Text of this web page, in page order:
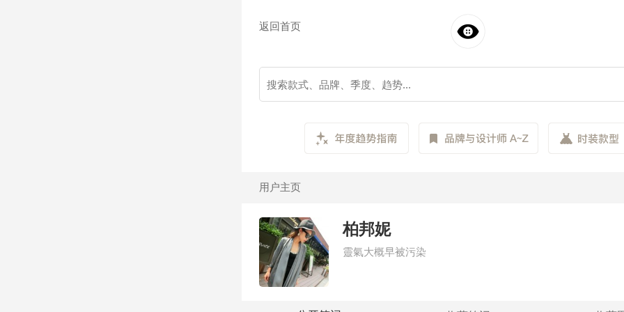
返回首页
用户主页
柏邦妮
靈氣大概早被污染